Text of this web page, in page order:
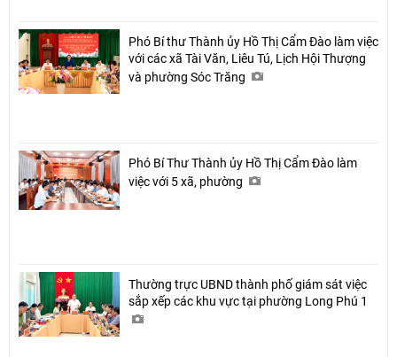
Phó Bí thư Thành ủy Hồ Thị Cẩm Đào làm việc
với các xã Tài Văn, Liêu Tú, Lịch Hội Thượng
và phường Sóc Trăng
Phó Bí Thư Thành ủy Hồ Thị Cẩm Đào làm
việc với 5 xã, phường
Thường trực UBND thành phố giám sát việc
sắp xếp các khu vực tại phường Long Phú 1